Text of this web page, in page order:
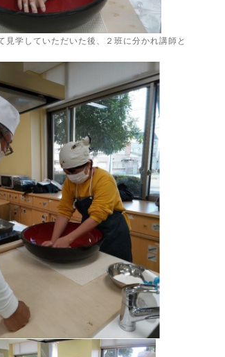
学していただいた後、２班に分かれ講師と